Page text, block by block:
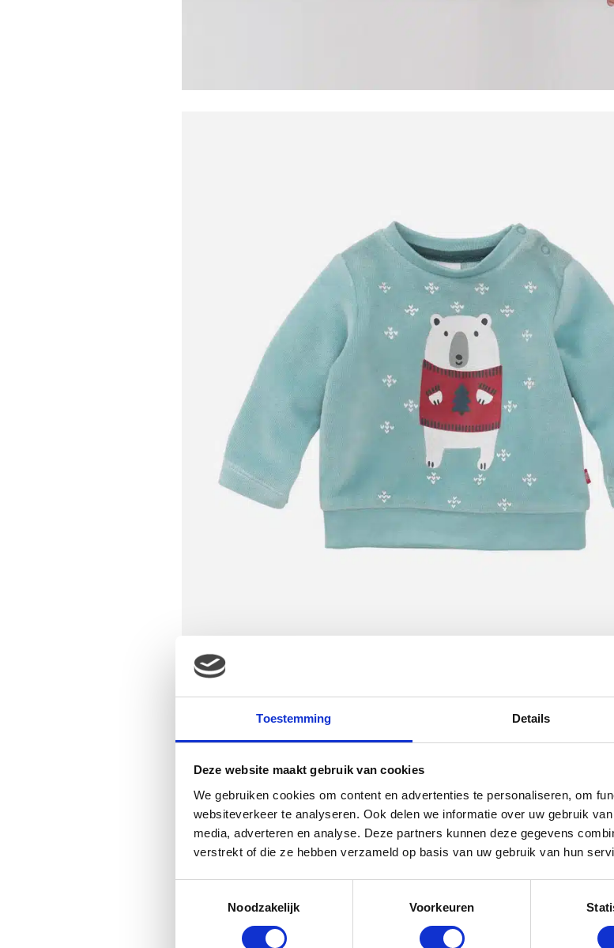
Toestemming Details
Deze website maakt gebruik van cookies
We gebruiken cookies om content en advertenties te personaliseren, om
websiteverkeer te analyseren. Ook delen we informatie over uw gebruik
media, adverteren en analyse. Deze partners kunnen deze gegevens
verstrekt of die ze hebben verzameld op basis van uw gebruik van hun
Noodzakelijk
Voorkeuren